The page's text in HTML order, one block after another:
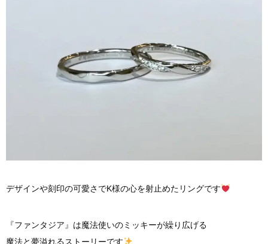
デザインや刻印の可愛さでK様の心を射止めたリングです
『ファンタジア』は魔法使いのミッキーが繰り広げる
魔法と夢溢れるストーリーです